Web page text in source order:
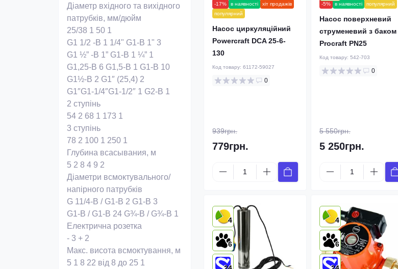
Діаметр вхідного та вихідного
патрубків, мм/дюйм
25/38 1 50 1
G1 1/2 -В 1 1/4" G1-B 1" 3
G1 ½” -В 1” G1-В 1 ¼” 1
G1,25-B 6 G1,5-B 1 G1-B 10
G1½-B 2 G1″ (25,4) 2
G1″G1-1/4″G1-1/2″ 1 G2-B 1
2 ступінь
54 2 68 1 173 1
3 ступінь
78 2 100 1 250 1
Глубина всасывания, м
5 2 8 4 9 2
Діаметри всмоктувального/
напірного патрубків
G 11/4-B / G1-B 2 G1-B 3
G1-B / G1-B 24 G¾-B / G¾-B 1
Електрична розетка
- 3 + 2
Макс. висота всмоктування, м
5 1 8 22 від 8 до 25 1
-17% в наявності
хіт продажів
популярний
Насос циркуляційний
Powercraft DCA 25-6-
130
Код товару: 61172-59027
0
939грн.
779грн.
-5% в наявності популярний
Насос поверхневий
струменевий з баком
Procraft PN25
Код товару: 542-703
0
5 550грн.
5 250грн.
4
6
4
6